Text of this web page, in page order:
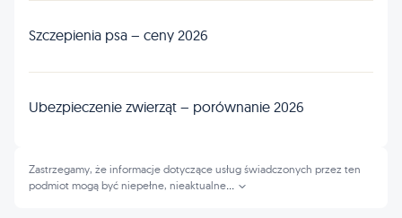
Szczepienia psa – ceny 2026
Ubezpieczenie zwierząt – porównanie 2026
Zastrzegamy, że informacje dotyczące usług świadczonych przez ten
podmiot mogą być niepełne, nieaktualne